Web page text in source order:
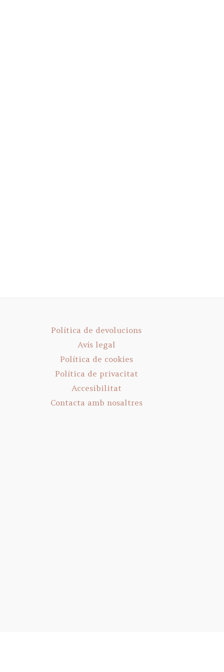
Política de devolucions
Avís legal
Política de cookies
Política de privacitat
Accesibilitat
Contacta amb nosaltres